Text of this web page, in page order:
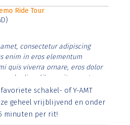
Ride Tour
consectetur adipiscing
enim in eros elementum
quis viverra ornare, eros dolor
diam libero vitae erat.
justo cursus id rutrum lorem
vitae risus tristique posuere.
schakel- of Y-AMT
geheel vrijblijvend en onder
minuten per rit!